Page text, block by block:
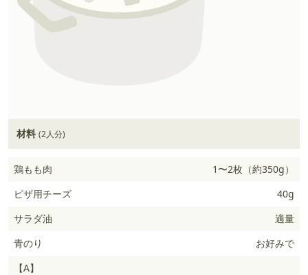
材料 (2人分)
鶏もも肉
1〜2枚（約350g）
ピザ用チーズ
40g
サラダ油
適量
青のり
お好みで
【A】